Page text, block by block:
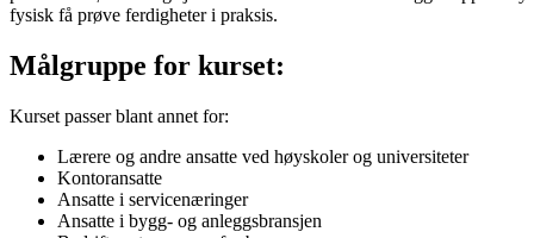
fysisk få prøve ferdigheter i praksis.
Målgruppe for kurset:
Kurset passer blant annet for:
Lærere og andre ansatte ved høyskoler og universiteter
Kontoransatte
Ansatte i servicenæringer
Ansatte i bygg- og anleggsbransjen